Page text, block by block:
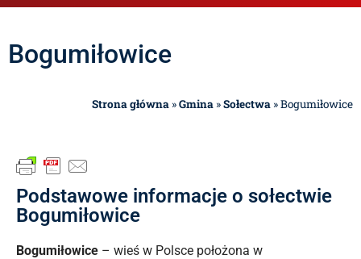
Bogumiłowice
Strona główna »Gmina »Sołectwa »Bogumiłowice
Podstawowe informacje o sołectwie
Bogumiłowice
Bogumiłowice – wieś w Polsce położona w